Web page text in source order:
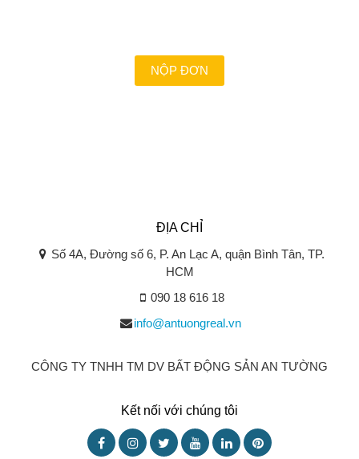
NỘP ĐƠN
ĐỊA CHỈ
Số 4A, Đường số 6, P. An Lạc A, quận Bình Tân, TP.
HCM
090 18 616 18
info@antuongreal.vn
CÔNG TY TNHH TM DV BẤT ĐỘNG SẢN AN TƯỜNG
Kết nối với chúng tôi